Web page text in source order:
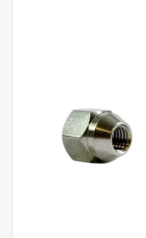
TRYGGT
MOPEDBIL